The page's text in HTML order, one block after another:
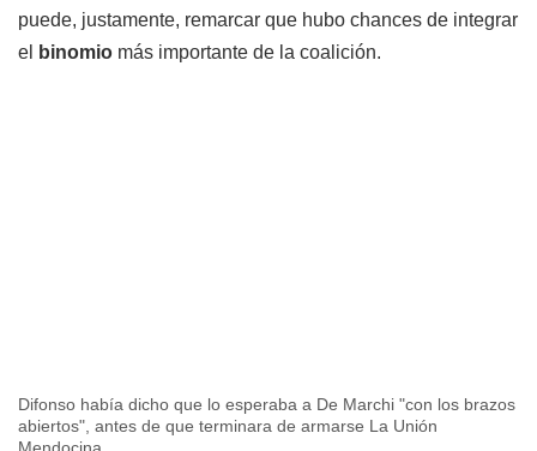
puede, justamente, remarcar que hubo chances de integrar
el
binomio más importante de la coalición.
Difonso había dicho que lo esperaba a De Marchi "con los brazos
abiertos", antes de que terminara de armarse La Unión
Mendocina.